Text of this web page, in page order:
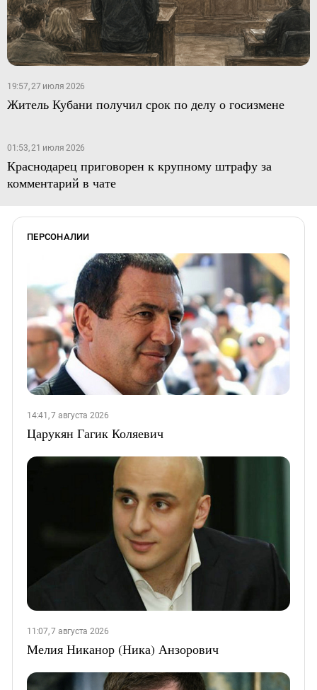
19:57, 27 июля 2026
Житель Кубани получил срок по делу о госизмене
01:53, 21 июля 2026
Краснодарец приговорен к крупному штрафу за
комментарий в чате
ПЕРСОНАЛИИ
14:41, 7 августа 2026
Царукян Гагик Коляевич
11:07, 7 августа 2026
Мелия Никанор (Ника) Анзорович